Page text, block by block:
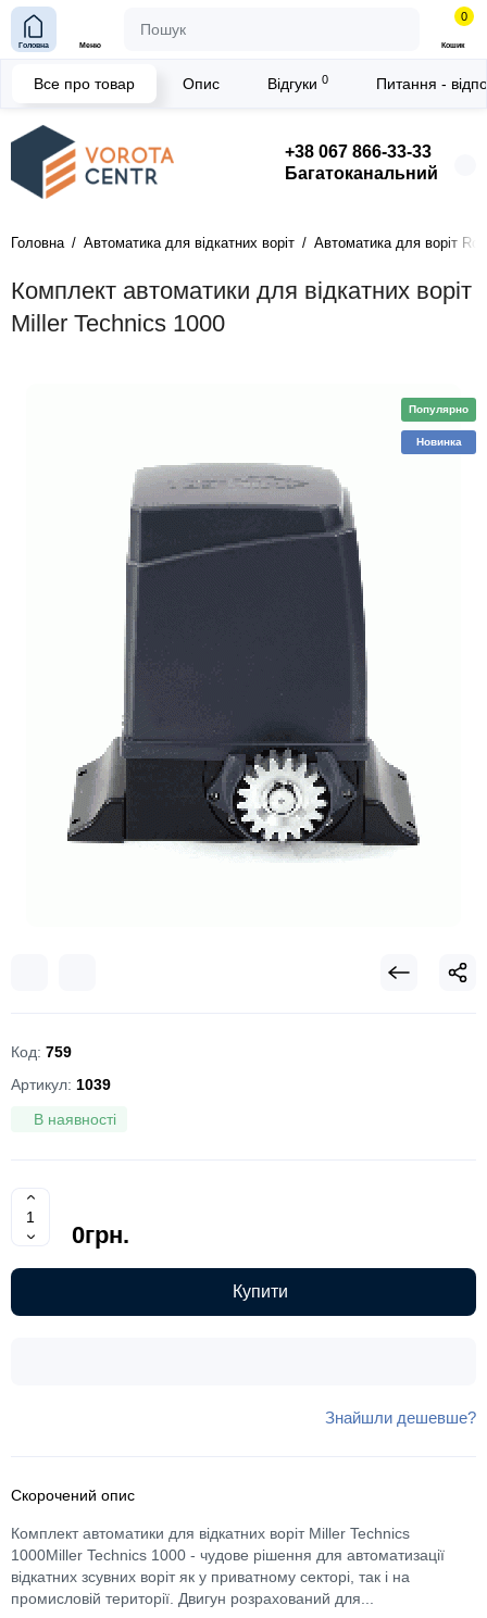
+38 067 866-33-33
Багатоканальний
Головна Меню
0
Кошик
Головна Автоматика для відкатних воріт Автоматика для воріт
Комплект автоматики для відкатних воріт
Miller Technics 1000
Все про товар Опис Відгуки 0 Питання -
Популярно
Новинка
Код: 759
Артикул: 1039
В наявності
0грн.
Купити
Знайшли дешевше?
Скорочений опис
Комплект автоматики для відкатних воріт Miller Technics
1000Miller Technics 1000 - чудове рішення для автоматизації
відкатних зсувних воріт як у приватному секторі, так і на
промисловій території. Двигун розрахований для...